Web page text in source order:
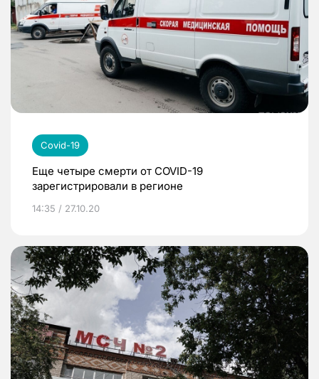
Covid-19
Еще четыре смерти от COVID-19
зарегистрировали в регионе
14:35 / 27.10.20